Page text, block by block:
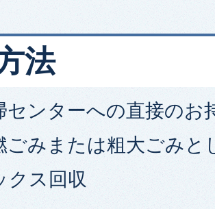
法
センターへの直接のお
ごみまたは粗大ごみと
クス回収